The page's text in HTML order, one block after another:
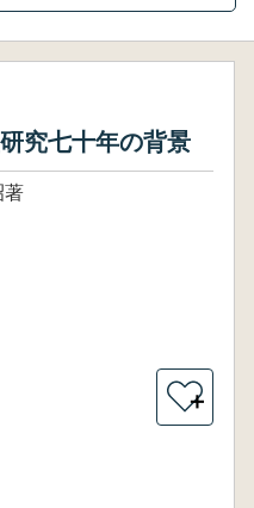
究七十年の背景
著
＋